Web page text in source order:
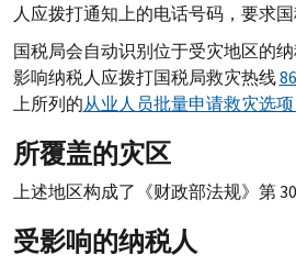
人应拨打通知上的电话号码，要求国
国税局会自动识别位于受灾地区的
影响纳税人应拨打国税局救灾热线
上所列的从业人员批量申请救灾选
所覆盖的灾区
上述地区构成了《财政部法规》第
受影响的纳税人